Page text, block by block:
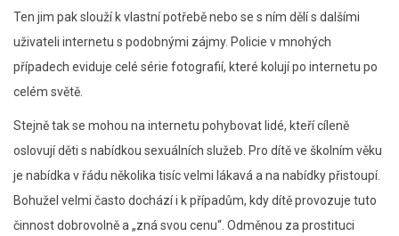
Ten jim pak slouží k vlastní potřebě nebo se s ním dělí s dalšími
uživateli internetu s podobnými zájmy. Policie v mnohých
případech eviduje celé série fotografií, které kolují po internetu po
celém světě.
Stejně tak se mohou na internetu pohybovat lidé, kteří cíleně
oslovují děti s nabídkou sexuálních služeb. Pro dítě ve školním věku
je nabídka v řádu několika tisíc velmi lákavá a na nabídky přistoupí.
Bohužel velmi často dochází i k případům, kdy dítě provozuje tuto
činnost dobrovolně a „zná svou cenu“. Odměnou za prostituci